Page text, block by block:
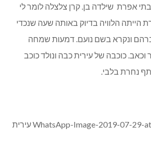
אפרת שילדה בן. קרן צלצלה לומר לי
הלוויה בדיוק באותה שעה שנכדי
ונקרא בשם נועם. דמעות שמחה
כוכבה של עירית כבה ונולד כוכב
נחרת בלבי.